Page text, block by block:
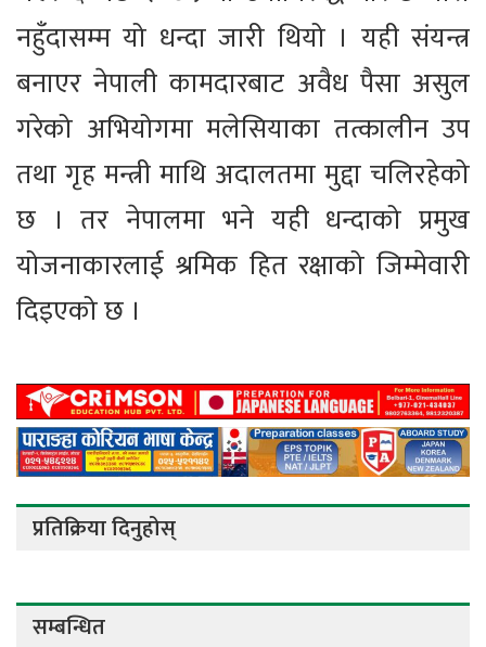
नहुँदासम्म यो धन्दा जारी थियो । यही संयन्त्र
बनाएर नेपाली कामदारबाट अवैध पैसा असुल
गरेको अभियोगमा मलेसियाका तत्कालीन उप
तथा गृह मन्त्री माथि अदालतमा मुद्दा चलिरहेको
छ । तर नेपालमा भने यही धन्दाको प्रमुख
योजनाकारलाई श्रमिक हित रक्षाको जिम्मेवारी
दिइएको छ ।
प्रतिक्रिया दिनुहोस्
सम्बन्धित